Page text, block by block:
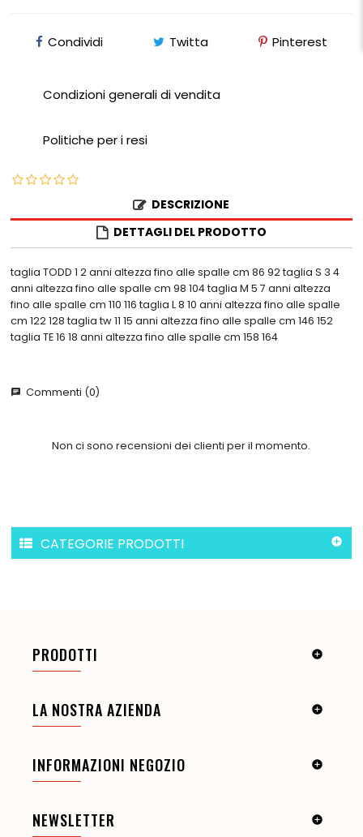
Condividi Twitta Pinterest
Condizioni generali di vendita
Politiche per i resi
DESCRIZIONE
DETTAGLI DEL PRODOTTO
taglia TODD 1 2 anni altezza fino alle spalle cm 86 92 taglia S 3 4
anni altezza fino alle spalle cm 98 104 taglia M 5 7 anni altezza
fino alle spalle cm 110 116 taglia L 8 10 anni altezza fino alle spalle
cm 122 128 taglia tw 11 15 anni altezza fino alle spalle cm 146 152
taglia TE 16 18 anni altezza fino alle spalle cm 158 164
chat Commenti (0)
Non ci sono recensioni dei clienti per il momento.
CATEGORIE PRODOTTI 
PRODOTTI 
LA NOSTRA AZIENDA 
INFORMAZIONI NEGOZIO 
NEWSLETTER 